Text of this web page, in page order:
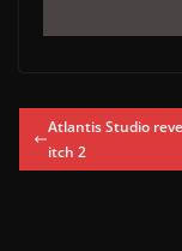
Atlantis Studio
itch 2